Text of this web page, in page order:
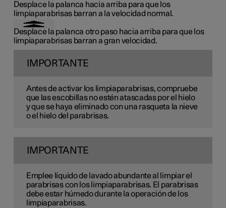
Desplace la palanca hacia arriba para que los
limpiaparabrisas barran a la velocidad normal.
Desplace la palanca otro paso hacia arriba para que los
limpiaparabrisas barran a gran velocidad.
IMPORTANTE
Antes de activar los limpiaparabrisas, compruebe
que las escobillas no estén atascadas por el hielo
y que se haya eliminado con una rasqueta la nieve
o el hielo del parabrisas.
IMPORTANTE
Emplee líquido de lavado abundante al limpiar el
parabrisas con los limpiaparabrisas. El parabrisas
debe estar húmedo durante la operación de los
limpiaparabrisas.